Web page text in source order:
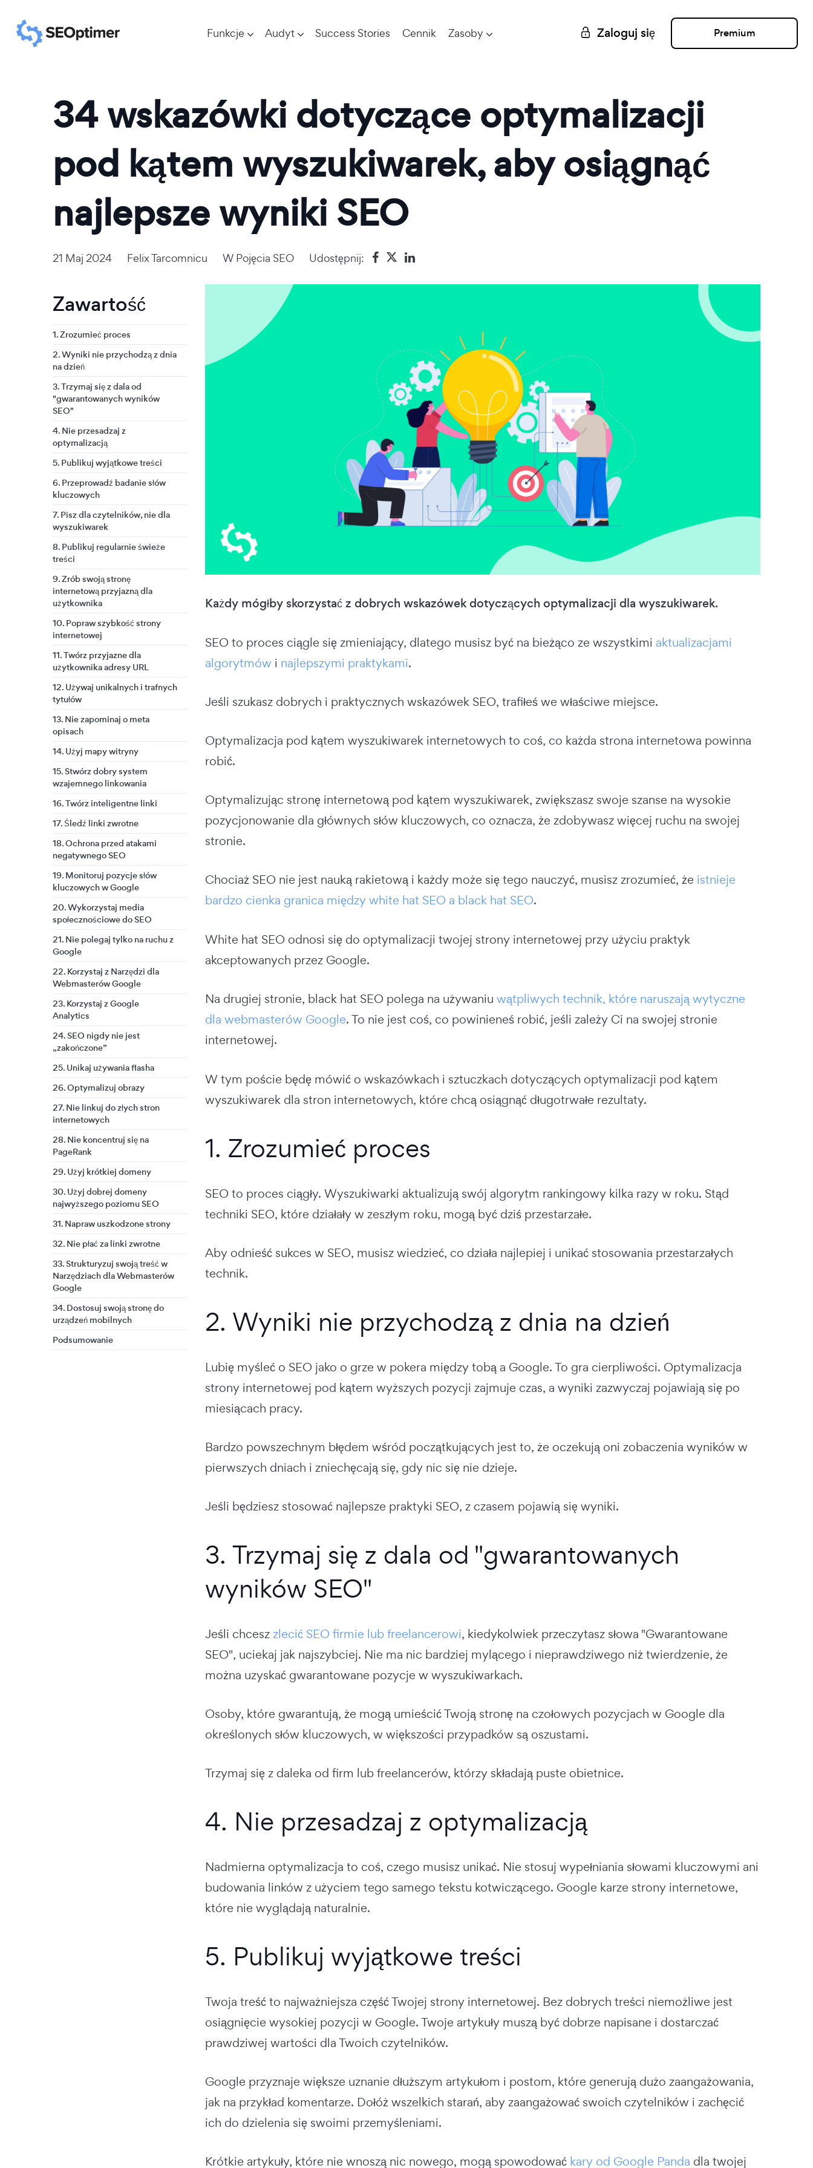
Funkcje Audyt Success Stories Cennik Zasoby Zaloguj się Premium
34 wskazówki dotyczące optymalizacji
pod kątem wyszukiwarek, aby osiągnąć
najlepsze wyniki SEO
21 Maj 2024 Felix Tarcomnicu W Pojęcia SEO Udostępnij:
Zawartość
1. Zrozumieć proces
2. Wyniki nie przychodzą z dnia
na dzień
3. Trzymaj się z dala od
"gwarantowanych wyników
SEO"
4. Nie przesadzaj z
optymalizacją
5. Publikuj wyjątkowe treści
6. Przeprowadź badanie słów
kluczowych
7. Pisz dla czytelników, nie dla
wyszukiwarek
8. Publikuj regularnie świeże
treści
9. Zrób swoją stronę
internetową przyjazną dla
użytkownika
10. Popraw szybkość strony
internetowej
11. Twórz przyjazne dla
użytkownika adresy URL
12. Używaj unikalnych i trafnych
tytułów
13. Nie zapominaj o meta
opisach
14. Użyj mapy witryny
15. Stwórz dobry system
wzajemnego linkowania
16. Twórz inteligentne linki
17. Śledź linki zwrotne
18. Ochrona przed atakami
negatywnego SEO
19. Monitoruj pozycje słów
kluczowych w Google
20. Wykorzystaj media
społecznościowe do SEO
21. Nie polegaj tylko na ruchu z
Google
22. Korzystaj z Narzędzi dla
Webmasterów Google
23. Korzystaj z Google
Analytics
24. SEO nigdy nie jest
„zakończone”
25. Unikaj używania flasha
26. Optymalizuj obrazy
27. Nie linkuj do złych stron
internetowych
28. Nie koncentruj się na
PageRank
29. Użyj krótkiej domeny
30. Użyj dobrej domeny
najwyższego poziomu SEO
31. Napraw uszkodzone strony
32. Nie płać za linki zwrotne
33. Strukturyzuj swoją treść w
Narzędziach dla Webmasterów
Google
34. Dostosuj swoją stronę do
urządzeń mobilnych
Podsumowanie
Każdy mógłby skorzystać z dobrych wskazówek dotyczących optymalizacji dla wyszukiwarek.
SEO to proces ciągle się zmieniający, dlatego musisz być na bieżąco ze wszystkimi aktualizacjami
algorytmów i najlepszymi praktykami.
Jeśli szukasz dobrych i praktycznych wskazówek SEO, trafiłeś we właściwe miejsce.
Optymalizacja pod kątem wyszukiwarek internetowych to coś, co każda strona internetowa powinna
robić.
Optymalizując stronę internetową pod kątem wyszukiwarek, zwiększasz swoje szanse na wysokie
pozycjonowanie dla głównych słów kluczowych, co oznacza, że zdobywasz więcej ruchu na swojej
stronie.
Chociaż SEO nie jest nauką rakietową i każdy może się tego nauczyć, musisz zrozumieć, że istnieje
bardzo cienka granica między white hat SEO a black hat SEO.
White hat SEO odnosi się do optymalizacji twojej strony internetowej przy użyciu praktyk
akceptowanych przez Google.
Na drugiej stronie, black hat SEO polega na używaniu wątpliwych technik, które naruszają wytyczne
dla webmasterów Google. To nie jest coś, co powinieneś robić, jeśli zależy Ci na swojej stronie
internetowej.
W tym poście będę mówić o wskazówkach i sztuczkach dotyczących optymalizacji pod kątem
wyszukiwarek dla stron internetowych, które chcą osiągnąć długotrwałe rezultaty.
1. Zrozumieć proces
SEO to proces ciągły. Wyszukiwarki aktualizują swój algorytm rankingowy kilka razy w roku. Stąd
techniki SEO, które działały w zeszłym roku, mogą być dziś przestarzałe.
Aby odnieść sukces w SEO, musisz wiedzieć, co działa najlepiej i unikać stosowania przestarzałych
technik.
2. Wyniki nie przychodzą z dnia na dzień
Lubię myśleć o SEO jako o grze w pokera między tobą a Google. To gra cierpliwości. Optymalizacja
strony internetowej pod kątem wyższych pozycji zajmuje czas, a wyniki zazwyczaj pojawiają się po
miesiącach pracy.
Bardzo powszechnym błędem wśród początkujących jest to, że oczekują oni zobaczenia wyników w
pierwszych dniach i zniechęcają się, gdy nic się nie dzieje.
Jeśli będziesz stosować najlepsze praktyki SEO, z czasem pojawią się wyniki.
3. Trzymaj się z dala od "gwarantowanych
wyników SEO"
Jeśli chceszzlecić SEO firmie lub freelancerowi, kiedykolwiek przeczytasz słowa "Gwarantowane
SEO", uciekaj jak najszybciej. Nie ma nic bardziej mylącego i nieprawdziwego niż twierdzenie, że
można uzyskać gwarantowane pozycje w wyszukiwarkach.
Osoby, które gwarantują, że mogą umieścić Twoją stronę na czołowych pozycjach w Google dla
określonych słów kluczowych, w większości przypadków są oszustami.
Trzymaj się z daleka od firm lub freelancerów, którzy składają puste obietnice.
4. Nie przesadzaj z optymalizacją
Nadmierna optymalizacja to coś, czego musisz unikać. Nie stosuj wypełniania słowami kluczowymi ani
budowania linków z użyciem tego samego tekstu kotwiczącego. Google karze strony internetowe,
które nie wyglądają naturalnie.
5. Publikuj wyjątkowe treści
Twoja treść to najważniejsza część Twojej strony internetowej. Bez dobrych treści niemożliwe jest
osiągnięcie wysokiej pozycji w Google. Twoje artykuły muszą być dobrze napisane i dostarczać
prawdziwej wartości dla Twoich czytelników.
Google przyznaje większe uznanie dłuższym artykułom i postom, które generują dużo zaangażowania,
jak na przykład komentarze. Dołóż wszelkich starań, aby zaangażować swoich czytelników i zachęcić
ich do dzielenia się swoimi przemyśleniami.
Krótkie artykuły, które nie wnoszą nic nowego, mogą spowodować kary od Google Panda dla twojej